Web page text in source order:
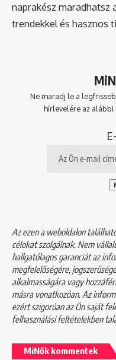
naprakész maradhatsz
trendekkel és hasznos
Ne maradj le a
hírlevelére az alábbi
Az ezen a weboldalon
célokat szolgálnak. Nem
hallgatólagos garanciát az
megfelelőségére,
alkalmasságára vagy
másra vonatkozóan. Az
ezért szigorúan az Ön saját
felhasználási feltételekben
MiNők kommentek